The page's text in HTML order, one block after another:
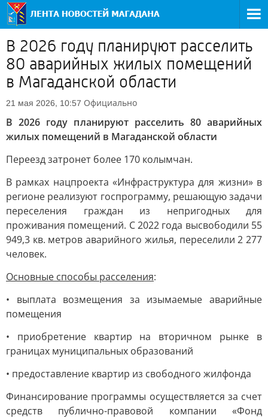
В 2026 году планируют расселить
80 аварийных жилых помещений
в Магаданской области
21 мая 2026, 10:57 Официально
В 2026 году планируют расселить 80 аварийных
жилых помещений в Магаданской области
Переезд затронет более 170 колымчан.
В рамках нацпроекта «Инфраструктура для жизни» в
регионе реализуют госпрограмму, решающую задачи
переселения граждан из непригодных для
проживания помещений. С 2022 года высвободили 55
949,3 кв. метров аварийного жилья, переселили 2 277
человек.
Основные способы расселения:
• выплата возмещения за изымаемые аварийные
помещения
• приобретение квартир на вторичном рынке в
границах муниципальных образований
• предоставление квартир из свободного жилфонда
Финансирование программы осуществляется за счет
средств публично-правовой компании «Фонд